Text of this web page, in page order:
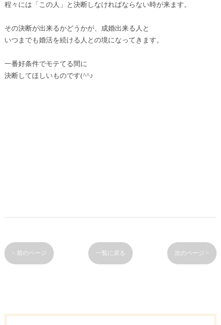
程々には「この人」と決断しなければならない時が来ます。
その決断が出来るかどうかが、成婚出来る人と
いつまでも婚活を続ける人との境になってきます。
一番好条件でモテてる間に
決断してほしいものです(^^♪
< 前のページ 一覧に戻る 次のページ >